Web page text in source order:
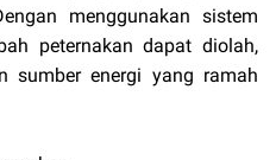
menggunakan sistem
peternakan dapat diolah,
sumber energi yang ramah